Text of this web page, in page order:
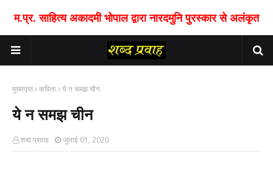
म.प्र. साहित्य अकादमी भोपाल द्वारा नारदमुनि पुरस्कार से अलंकृत
मुख्यपृष्ठ कविता ये न समझ चीन
ये न समझ चीन
शब्द प्रवाह जुलाई 01, 2020